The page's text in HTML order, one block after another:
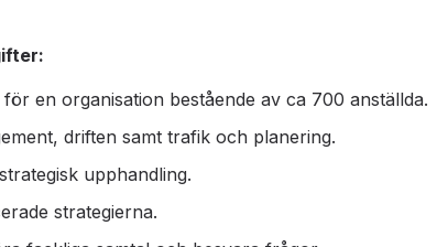
en organisation bestående av ca 700 anställda.
driften samt trafik och planering.
upphandling.
strategierna.